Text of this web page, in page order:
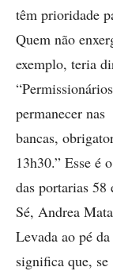
têm prioridade
Quem não
exemplo, teria
permanecer nas
bancas,
13h30.” Esse é
das portarias 58
Sé, Andrea
Levada ao pé
significa que, se